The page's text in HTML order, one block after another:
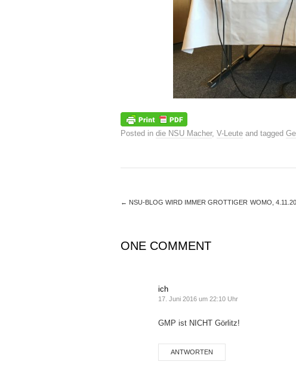
Posted in die NSU Macher, V-Leute and tagged
← NSU-BLOG WIRD IMMER GROTTIGER WOMO,
ONE COMMENT
ich
17. Juni 2016 um 22:10 Uhr
GMP ist NICHT Görlitz!
ANTWORTEN